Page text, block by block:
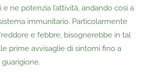
ne potenzia l’attività, andando così a
immunitario. Particolarmente
e febbre, bisognerebbe in tal
prime avvisaglie di sintomi fino a